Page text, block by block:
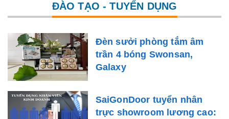
ĐÀO TẠO - TUYỂN DỤNG
Đèn sưởi phòng tắm âm
trần 4 bóng Swonsan,
Galaxy
SaiGonDoor tuyển nhân
trực showroom lương cao: